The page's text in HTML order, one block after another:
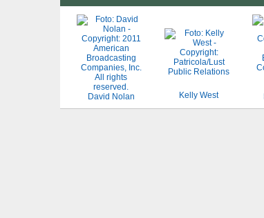
David Nolan Kelly West